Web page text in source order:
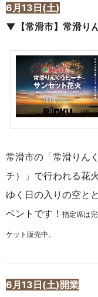
6月13日(土)
▼【常滑市】常滑り
常滑市の「常滑りん
チ）」で行われる花
ゆく日の入りの空と
ベントです！ 指定席は
ケット販売中。
6月13日(土)開業